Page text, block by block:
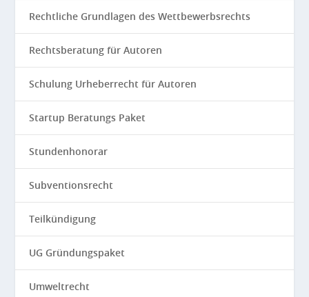
Rechtliche Grundlagen des Wettbewerbsrechts
Rechtsberatung für Autoren
Schulung Urheberrecht für Autoren
Startup Beratungs Paket
Stundenhonorar
Subventionsrecht
Teilkündigung
UG Gründungspaket
Umweltrecht